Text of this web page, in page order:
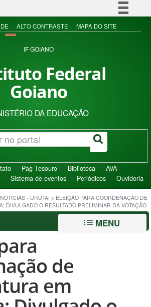
Simplifique!
Acesso à informação
ALTO CONTRASTE MAPA DO SITE
IF GOIANO
Federal
Goiano
DA EDUCAÇÃO
Pag Tesouro Biblioteca
AVA -
Sistema de eventos Periódicos Ouvidoria
- URUTAI > ELEIÇÃO PARA COORDENAÇÃO DE
DIVULGADO O RESULTADO PRELIMINAR DA VOTAÇÃO
MENU
de
em